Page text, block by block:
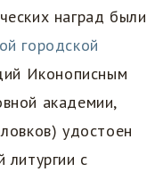
наград были
городской
Иконописным
академии,
удостоен
литургии с